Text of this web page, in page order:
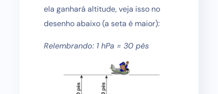
ela ganhará altitude, veja isso no
desenho abaixo (a seta é maior):
Relembrando: 1 hPa = 30 pés